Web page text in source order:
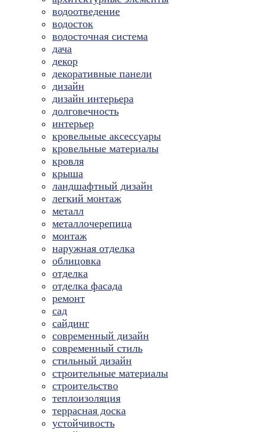
водоотведение
водосток
водосточная система
дача
декор
декоративные панели
дизайн
дизайн интерьера
долговечность
интерьер
кровельные аксессуары
кровельные материалы
кровля
крыша
ландшафтный дизайн
легкий монтаж
металл
металлочерепица
монтаж
наружная отделка
облицовка
отделка
отделка фасада
ремонт
сад
сайдинг
современный дизайн
современный стиль
стильный дизайн
строительные материалы
строительство
теплоизоляция
террасная доска
устойчивость